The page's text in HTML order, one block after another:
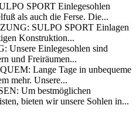
SPORT Einlegesohlen
als auch die Ferse. Die...
SULPO SPORT Einlagen
Konstruktion...
Einlegesohlen sind
und Freiräumen...
Lange Tage in unbequeme
mehr. Unsere...
Um bestmöglichen
bieten wir unsere Sohlen in...